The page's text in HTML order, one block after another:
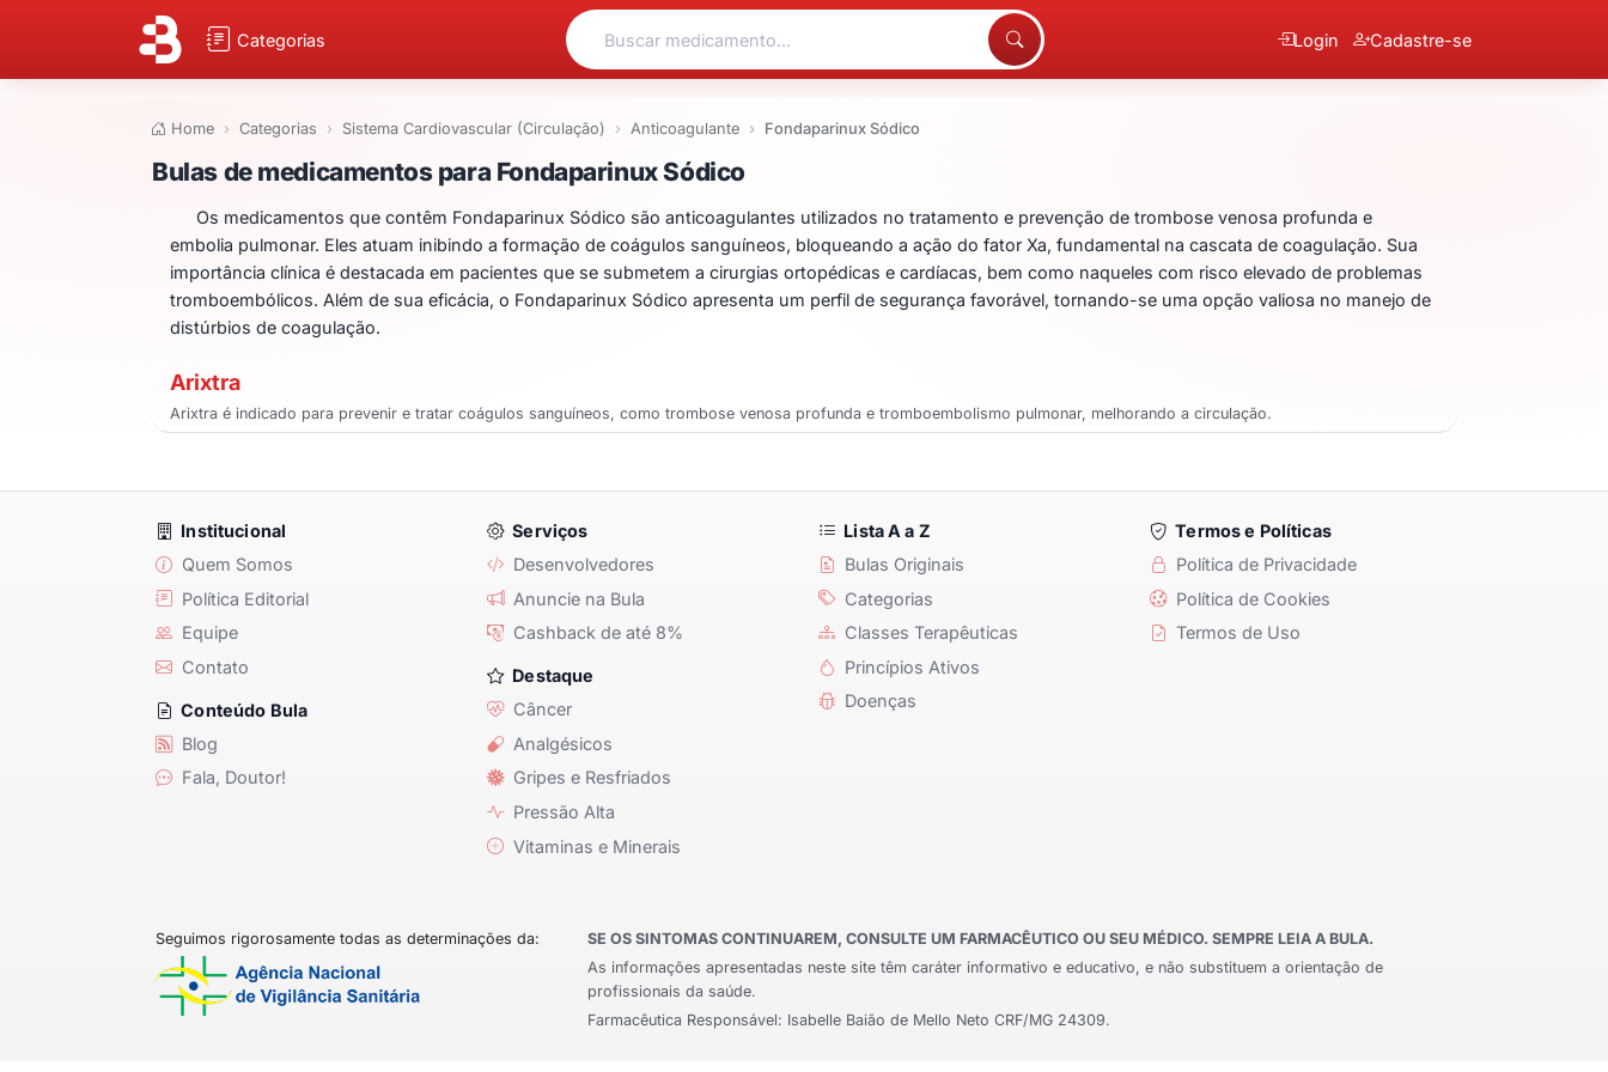
Categorias Login Cadastre-se
Home Categorias Sistema Cardiovascular (Circulação) Anticoagulante Fondaparinux Sódico
Bulas de medicamentos para Fondaparinux Sódico
Bulas de medicamentos para Fondaparinux Sódico
Os medicamentos que contêm Fondaparinux Sódico são anticoagulantes utilizados no tratamento e prevenção de trombose venosa profunda e
embolia pulmonar. Eles atuam inibindo a formação de coágulos sanguíneos, bloqueando a ação do fator Xa, fundamental na cascata de coagulação. Sua
importância clínica é destacada em pacientes que se submetem a cirurgias ortopédicas e cardíacas, bem como naqueles com risco elevado de problemas
tromboembólicos. Além de sua eficácia, o Fondaparinux Sódico apresenta um perfil de segurança favorável, tornando-se uma opção valiosa no manejo de
distúrbios de coagulação.
Arixtra
Arixtra é indicado para prevenir e tratar coágulos sanguíneos, como trombose venosa profunda e tromboembolismo pulmonar, melhorando a circulação.
Institucional
Quem Somos
Política Editorial
Equipe
Contato
Conteúdo Bula
Blog
Fala, Doutor!
Serviços
Desenvolvedores
Anuncie na Bula
Cashback de até 8%
Destaque
Câncer
Analgésicos
Gripes e Resfriados
Pressão Alta
Vitaminas e Minerais
Lista A a Z
Bulas Originais
Categorias
Classes Terapêuticas
Princípios Ativos
Doenças
Termos e Políticas
Política de Privacidade
Política de Cookies
Termos de Uso
Seguimos rigorosamente todas as determinações da:
SE OS SINTOMAS CONTINUAREM, CONSULTE UM FARMACÊUTICO OU SEU MÉDICO. SEMPRE LEIA A BULA.
As informações apresentadas neste site têm caráter informativo e educativo, e não substituem a orientação de
profissionais da saúde.
Farmacêutica Responsável: Isabelle Baião de Mello Neto CRF/MG 24309.